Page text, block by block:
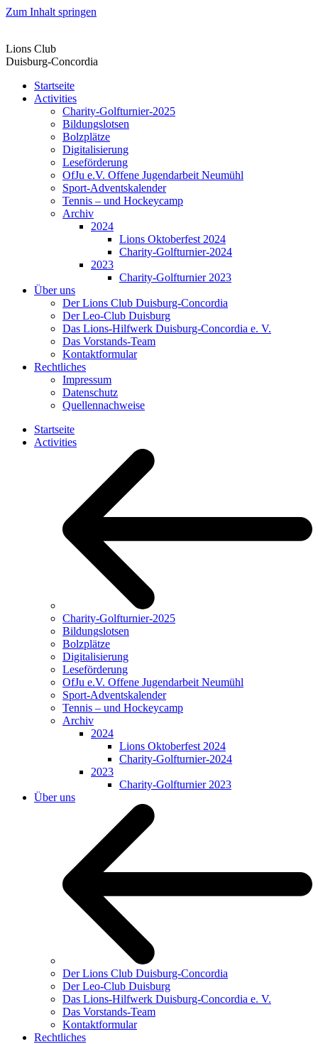
Zum Inhalt springen
Lions Club
Duisburg-Concordia
Startseite
Activities
Charity-Golfturnier-2025
Bildungslotsen
Bolzplätze
Digitalisierung
Leseförderung
OfJu e.V. Offene Jugendarbeit Neumühl
Sport-Adventskalender
Tennis – und Hockeycamp
Archiv
2024
Lions Oktoberfest 2024
Charity-Golfturnier-2024
2023
Charity-Golfturnier 2023
Über uns
Der Lions Club Duisburg-Concordia
Der Leo-Club Duisburg
Das Lions-Hilfwerk Duisburg-Concordia e. V.
Das Vorstands-Team
Kontaktformular
Rechtliches
Impressum
Datenschutz
Quellennachweise
Startseite
Activities
Charity-Golfturnier-2025
Bildungslotsen
Bolzplätze
Digitalisierung
Leseförderung
OfJu e.V. Offene Jugendarbeit Neumühl
Sport-Adventskalender
Tennis – und Hockeycamp
Archiv
2024
Lions Oktoberfest 2024
Charity-Golfturnier-2024
2023
Charity-Golfturnier 2023
Über uns
Der Lions Club Duisburg-Concordia
Der Leo-Club Duisburg
Das Lions-Hilfwerk Duisburg-Concordia e. V.
Das Vorstands-Team
Kontaktformular
Rechtliches